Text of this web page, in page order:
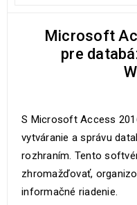
Microsoft
pre
S Microsoft Access
vytváranie a správu
rozhraním. Tento
zhromažďovať,
informačné riadenie.